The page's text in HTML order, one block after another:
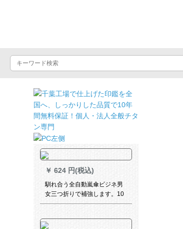
￥ 624 円(税込)
馴れ合う全自動嵐傘ビジネ男
女三つ折りで補強します。10
骨伞のワンタッチで営业しま